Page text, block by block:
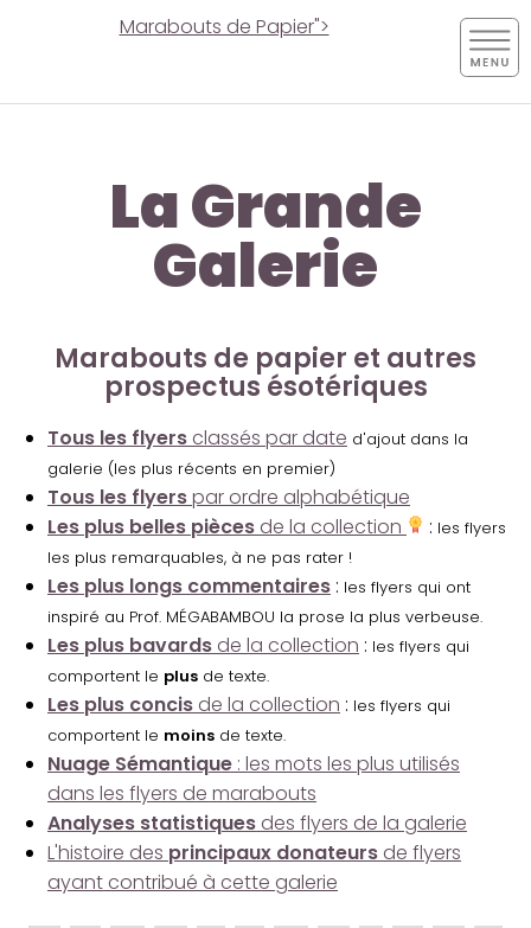
Marabouts de Papier">
La Grande
Galerie
Marabouts de papier et autres
prospectus ésotériques
Tous les flyers classés par date d'ajout dans la
galerie (les plus récents en premier)
Tous les flyerspar ordre alphabétique
Les plus belles pièces de la collection : les flyers
les plus remarquables, à ne pas rater !
Les plus longs commentaires : les flyers qui ont
inspiré au Prof. MÉGABAMBOU la prose la plus verbeuse.
Les plus bavards de la collection : les flyers qui
comportent le plus de texte.
Les plus concis de la collection : les flyers qui
comportent le moins de texte.
Nuage Sémantique : les mots les plus utilisés
dans les flyers de marabouts
Analyses statistiques des flyers de la galerie
L'histoire des principaux donateurs de flyers
ayant contribué à cette galerie